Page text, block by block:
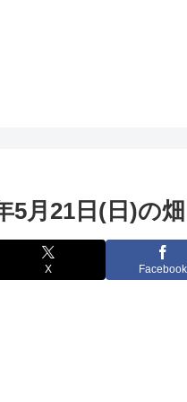
5月21日(日)の畑
X Facebook